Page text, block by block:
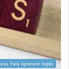
Para Aprender Inglês